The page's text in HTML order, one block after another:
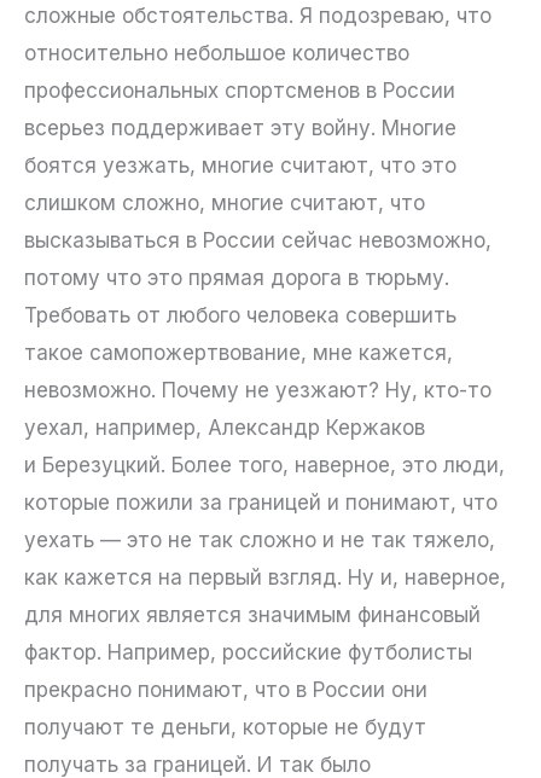
сложные обстоятельства. Я подозреваю, что
относительно небольшое количество
профессиональных спортсменов в России
всерьез поддерживает эту войну. Многие
боятся уезжать, многие считают, что это
слишком сложно, многие считают, что
высказываться в России сейчас невозможно,
потому что это прямая дорога в тюрьму.
Требовать от любого человека совершить
такое самопожертвование, мне кажется,
невозможно. Почему не уезжают? Ну, кто-то
уехал, например, Александр Кержаков
и Березуцкий. Более того, наверное, это люди,
которые пожили за границей и понимают, что
уехать — это не так сложно и не так тяжело,
как кажется на первый взгляд. Ну и, наверное,
для многих является значимым финансовый
фактор. Например, российские футболисты
прекрасно понимают, что в России они
получают те деньги, которые не будут
получать за границей. И так было